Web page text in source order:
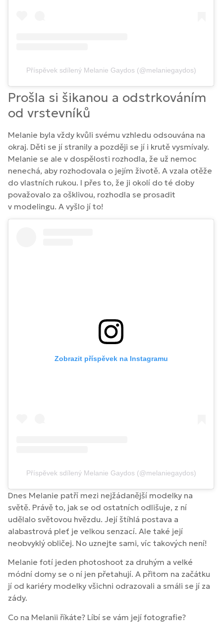
Příspěvek sdílený Melanie Gaydos (@melaniegaydos)
Prošla si šikanou a odstrkováním
od vrstevníků
Melanie byla vždy kvůli svému vzhledu odsouvána na
okraj. Děti se jí stranily a později se jí i krutě vysmívaly.
Melanie se ale v dospělosti rozhodla, že už nemoc
nenechá, aby rozhodovala o jejím životě. A vzala otěže
do vlastních rukou. I přes to, že ji okolí do té doby
považovalo za ošklivou, rozhodla se prosadit
v modelingu. A vyšlo jí to!
Zobrazit příspěvek na Instagramu
Příspěvek sdílený Melanie Gaydos (@melaniegaydos)
Dnes Melanie patří mezi nejžádanější modelky na
světě. Právě to, jak se od ostatních odlišuje, z ní
udělalo světovou hvězdu. Její štíhlá postava a
alabastrová pleť je velkou senzací. Ale také její
neobvyklý obličej. No uznejte sami, víc takových není!
Melanie fotí jeden photoshoot za druhým a velké
módní domy se o ní jen přetahují. A přitom na začátku
jí od kariéry modelky všichni odrazovali a smáli se jí za
zády.
Co na Melanii říkáte? Líbí se vám její fotografie?